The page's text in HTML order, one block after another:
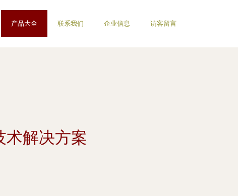
产品大全 联系我们 企业信息 访客留言
术解决方案